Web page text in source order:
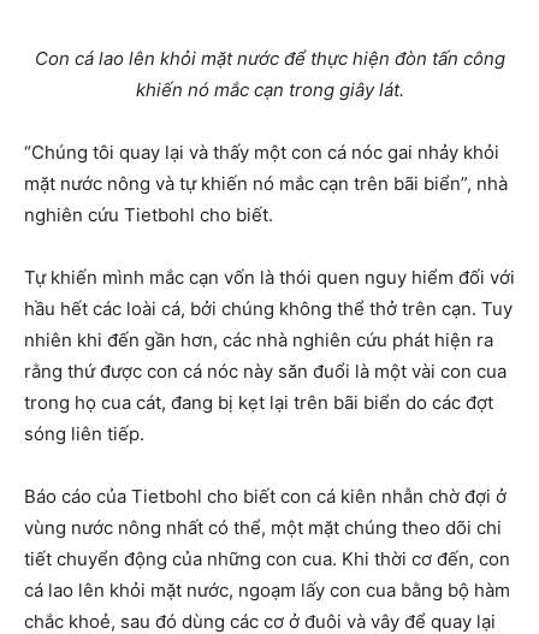
Con cá lao lên khỏi mặt nước để thực hiện đòn tấn công
khiến nó mắc cạn trong giây lát.
“Chúng tôi quay lại và thấy một con cá nóc gai nhảy khỏi
mặt nước nông và tự khiến nó mắc cạn trên bãi biển”, nhà
nghiên cứu Tietbohl cho biết.
Tự khiến mình mắc cạn vốn là thói quen nguy hiểm đối với
hầu hết các loài cá, bởi chúng không thể thở trên cạn. Tuy
nhiên khi đến gần hơn, các nhà nghiên cứu phát hiện ra
rằng thứ được con cá nóc này săn đuổi là một vài con cua
trong họ cua cát, đang bị kẹt lại trên bãi biển do các đợt
sóng liên tiếp.
Báo cáo của Tietbohl cho biết con cá kiên nhẫn chờ đợi ở
vùng nước nông nhất có thể, một mặt chúng theo dõi chi
tiết chuyển động của những con cua. Khi thời cơ đến, con
cá lao lên khỏi mặt nước, ngoạm lấy con cua bằng bộ hàm
chắc khoẻ, sau đó dùng các cơ ở đuôi và vây để quay lại